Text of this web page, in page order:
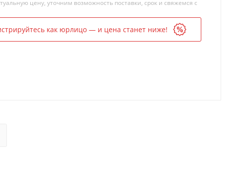
цену, уточним возможность поставки, срок и свяжемся с
как юрлицо — и цена станет ниже!